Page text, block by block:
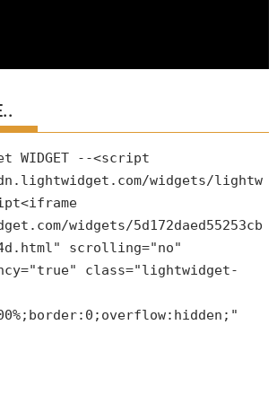
WIDGET --<script
widgets/lightw
widgets/5d172daed55253cb
scrolling="no"
class="lightwidget-